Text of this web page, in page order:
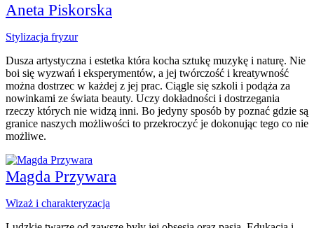
Aneta Piskorska
Stylizacja fryzur
Dusza artystyczna i estetka która kocha sztukę muzykę i naturę. Nie
boi się wyzwań i eksperymentów, a jej twórczość i kreatywność
można dostrzec w każdej z jej prac. Ciągle się szkoli i podąża za
nowinkami ze świata beauty. Uczy dokładności i dostrzegania
rzeczy których nie widzą inni. Bo jedyny sposób by poznać gdzie są
granice naszych możliwości to przekroczyć je dokonując tego co nie
możliwe.
Magda Przywara
Wizaż i charakteryzacja